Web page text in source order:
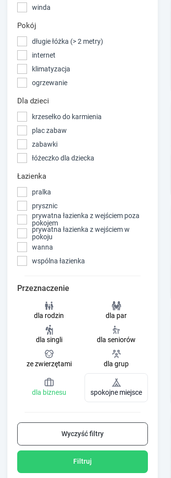
winda
Pokój
długie łóżka (> 2 metry)
internet
klimatyzacja
ogrzewanie
Dla dzieci
krzesełko do karmienia
plac zabaw
zabawki
łóżeczko dla dziecka
Łazienka
pralka
prysznic
prywatna łazienka z wejściem poza
pokojem
prywatna łazienka z wejściem w
pokoju
wanna
wspólna łazienka
Przeznaczenie
dla rodzin dla par
dla singli dla seniorów
ze zwierzętami dla grup
dla biznesu spokojne miejsce
Wyczyść filtry
Filtruj